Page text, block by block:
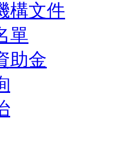
構文件
單
助金